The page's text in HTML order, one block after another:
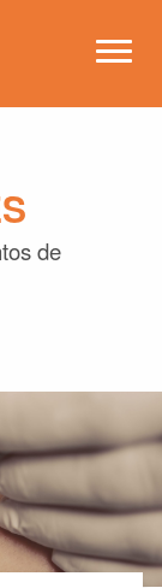
de Implante
de
sobre este